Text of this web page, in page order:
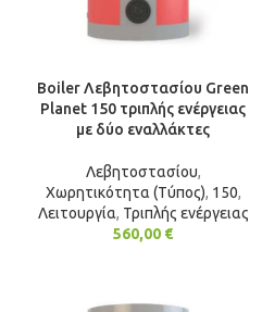
Boiler Λεβητοστασίου Green
Planet 150 τριπλής ενέργειας
με δύο εναλλάκτες
Λεβητοστασίου,
Χωρητικότητα (Τύπος), 150,
Λειτουργία, Τριπλής ενέργειας
560,00 €